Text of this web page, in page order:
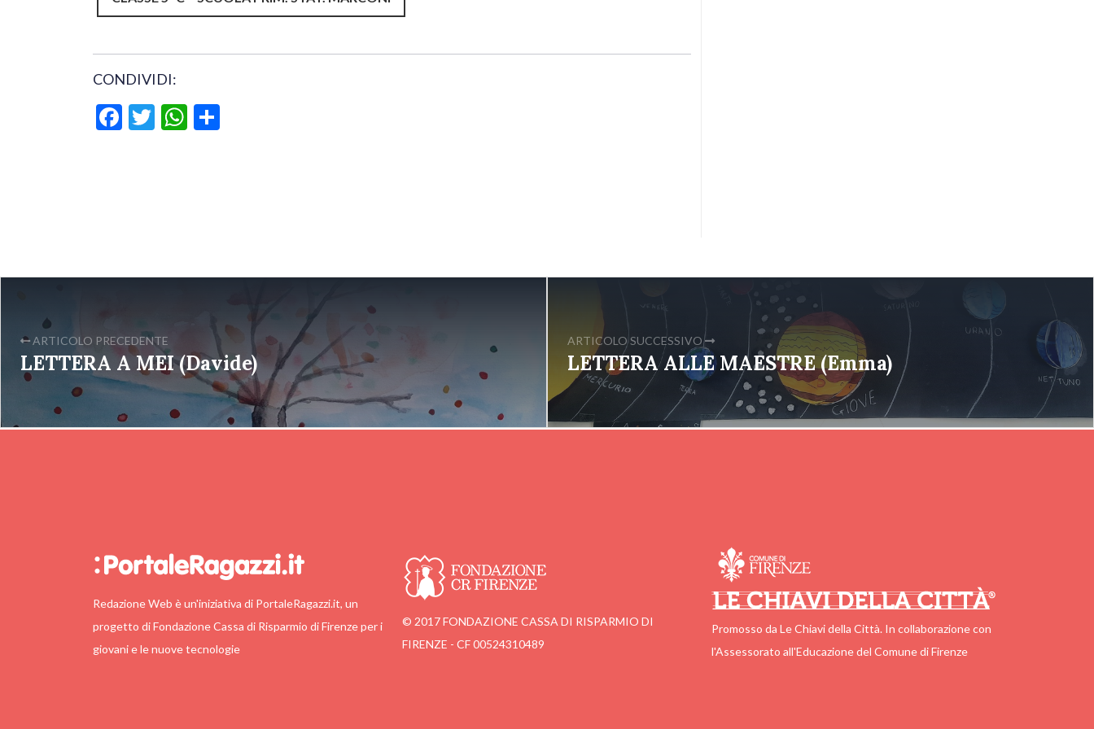
CONDIVIDI:
Facebook
TwitterWhatsApp
ARTICOLO PRECEDENTE
LETTERA A MEI (Davide)
ARTICOLO SUCCESSIVO
LETTERA ALLE MAESTRE (Emma)
Redazione Web è un'iniziativa di PortaleRagazzi.it, un
progetto di Fondazione Cassa di Risparmio di Firenze per i
giovani e le nuove tecnologie
© 2017 FONDAZIONE CASSA DI RISPARMIO DI
FIRENZE - CF 00524310489
Promosso da Le Chiavi della Città. In collaborazione con
l'Assessorato all'Educazione del Comune di Firenze